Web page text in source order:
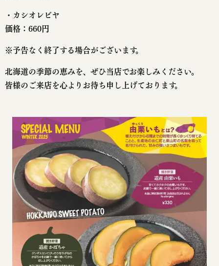
・カシオレビヤ
価格：660円
※予告なく終了する場合がございます。
北海道の季節の恵みを、ぜひ当店でお楽しみください。
皆様のご来店を心よりお待ち申し上げております。